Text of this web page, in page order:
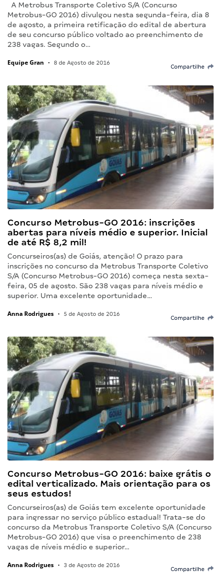
A Metrobus Transporte Coletivo S/A (Concurso
Metrobus-GO 2016) divulgou nesta segunda-feira, dia 8
de agosto, a primeira retificação do edital de abertura
de seu concurso público voltado ao preenchimento de
238 vagas. Segundo o…
Equipe Gran • 8 de Agosto de 2016
Compartilhe
Concurso Metrobus-GO 2016: inscrições
abertas para níveis médio e superior. Inicial
de até R$ 8,2 mil!
Concurseiros(as) de Goiás, atenção! O prazo para
inscrições no concurso da Metrobus Transporte Coletivo
S/A (Concurso Metrobus-GO 2016) começa nesta sexta-
feira, 05 de agosto. São 238 vagas para níveis médio e
superior. Uma excelente oportunidade…
Anna Rodrigues • 5 de Agosto de 2016
Compartilhe
Concurso Metrobus-GO 2016: baixe grátis o
edital verticalizado. Mais orientação para os
seus estudos!
Concurseiros(as) de Goiás tem excelente oportunidade
para ingressar no serviço público estadual! Trata-se do
concurso da Metrobus Transporte Coletivo S/A (Concurso
Metrobus-GO 2016) que visa o preenchimento de 238
vagas de níveis médio e superior…
Anna Rodrigues • 3 de Agosto de 2016
Compartilhe